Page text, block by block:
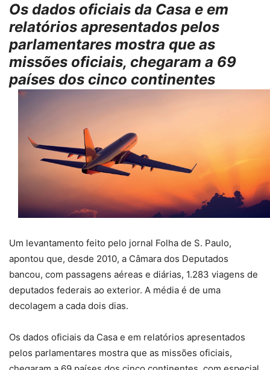
Os dados oficiais da Casa e em
relatórios apresentados pelos
parlamentares mostra que as
missões oficiais, chegaram a 69
países dos cinco continentes
Um levantamento feito pelo jornal Folha de S. Paulo,
apontou que, desde 2010, a Câmara dos Deputados
bancou, com passagens aéreas e diárias, 1.283 viagens de
deputados federais ao exterior. A média é de uma
decolagem a cada dois dias.
Os dados oficiais da Casa e em relatórios apresentados
pelos parlamentares mostra que as missões oficiais,